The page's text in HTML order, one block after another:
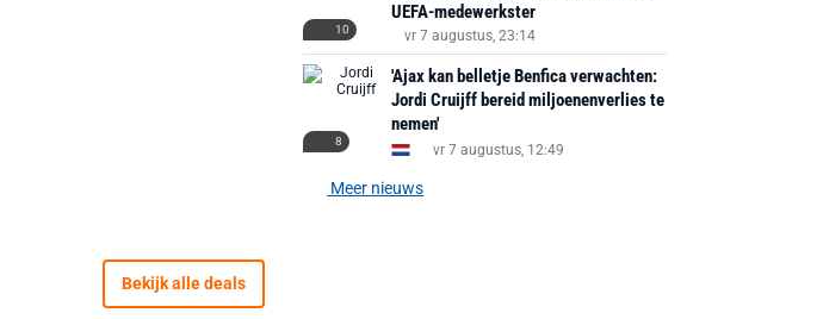
Bekijk alle deals
10
UEFA-medewerkster
vr 7 augustus, 23:14
8
'Ajax kan belletje Benfica verwachten:
Jordi Cruijff bereid miljoenenverlies te
nemen'
vr 7 augustus, 12:49
Meer nieuws